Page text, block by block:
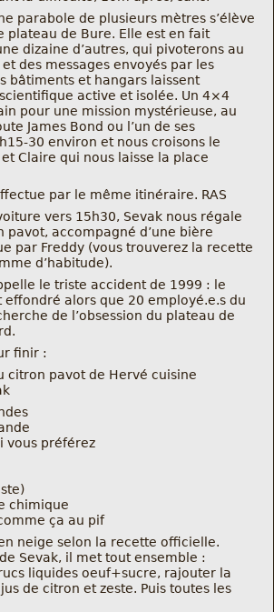
parabole de plusieurs mètres s’élève
plateau de Bure. Elle est en fait
dizaine d’autres, qui pivoterons au
des messages envoyés par les
bâtiments et hangars laissent
active et isolée. Un 4×4
pour une mission mystérieuse, au
James Bond ou l’un de ses
30 environ et nous croisons le
Claire qui nous laisse la place
par le même itinéraire. RAS
vers 15h30, Sevak nous régale
pavot, accompagné d’une bière
par Freddy (vous trouverez la recette
d’habitude).
le triste accident de 1999 : le
effondré alors que 20 employé.e.s du
de l’obsession du plateau de
finir :
citron pavot de Hervé cuisine
vous préférez
chimique
ça au pif
neige selon la recette officielle.
Sevak, il met tout ensemble :
liquides oeuf+sucre, rajouter la
de citron et zeste. Puis toutes les